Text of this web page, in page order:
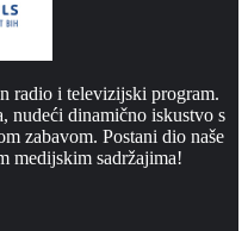
radio i televizijski program.
nudeći dinamično iskustvo s
zabavom. Postani dio naše
medijskim sadržajima!